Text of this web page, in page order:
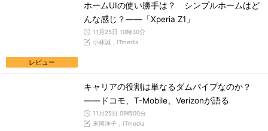
レビュー
ホームUIの使い勝手は？ シンプルホームはど
んな感じ？――「Xperia Z1」
11月25日 10時30分
小林誠，ITmedia
キャリアの役割は単なるダムパイプなのか？
――ドコモ、T-Mobile、Verizonが語る
11月25日 09時00分
末岡洋子，ITmedia